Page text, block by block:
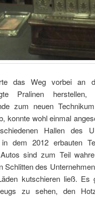
das Weg vorbei an
Pralinen
zum neuen
konnte wohl einmal
Hallen des
in dem 2012 erbauten
sind zum Teil
Schlitten des
kutschieren ließ. Es
zu sehen, den